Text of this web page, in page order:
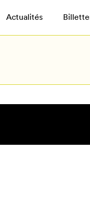
Actualités